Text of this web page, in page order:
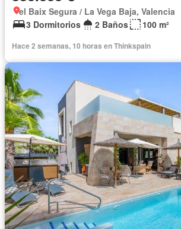
el Baix Segura / La Vega Baja, Valencia
3 Dormitorios
2 Baños 100 m²
Hace 2 semanas, 10 horas en Thinkspain